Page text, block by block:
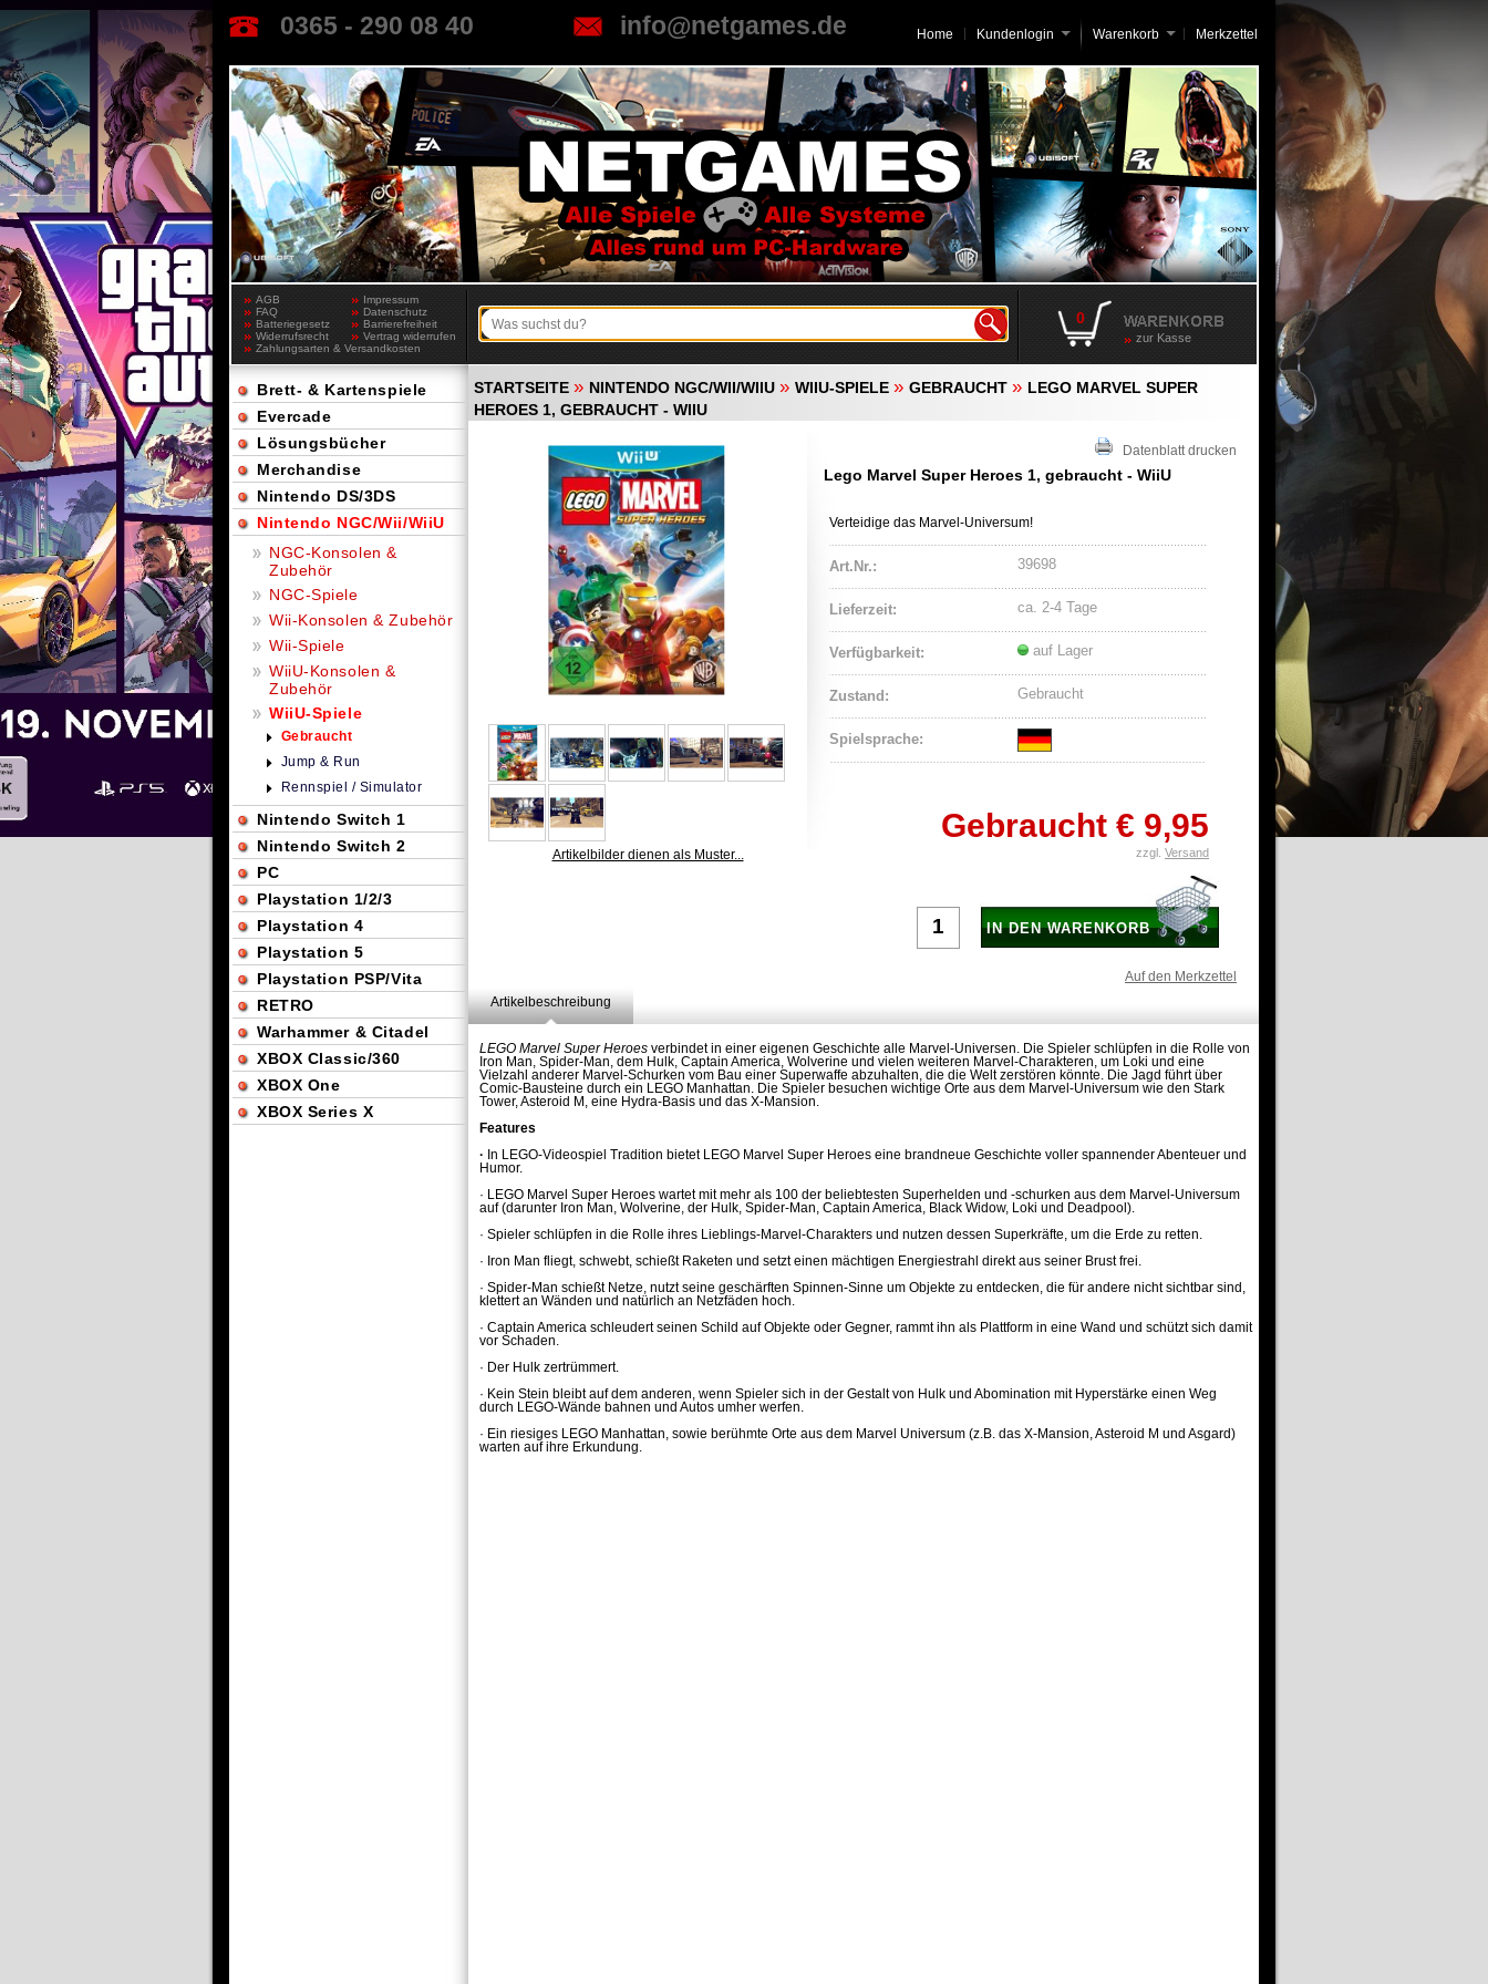
0365 - 290 08 40 info@netgames.de Home Kundenlogin Merkzettel
Warenkorb
AGB
Impressum
FAQ
Datenschutz
Batteriegesetz
Barrierefreiheit
Widerrufsrecht
Vertrag widerrufen
Zahlungsarten & Versandkosten
0
zur Kasse
STARTSEITE » NINTENDO NGC/WII/WIIU » WIIU-SPIELE » GEBRAUCHT » LEGO MARVEL SUPER
HEROES 1, GEBRAUCHT - WIIU
Artikelbilder dienen als Muster...
Datenblatt drucken
Lego Marvel Super Heroes 1, gebraucht - WiiU
Verteidige das Marvel-Universum!
Art.Nr.: 39698
Lieferzeit: ca. 2-4 Tage
Verfügbarkeit: auf Lager
Zustand: Gebraucht
Spielsprache:
Gebraucht € 9,95
zzgl. Versand
IN DEN WARENKORB
Auf den Merkzettel
Artikelbeschreibung
LEGO Marvel Super Heroes verbindet in einer eigenen Geschichte alle Marvel-Universen. Die Spieler schlüpfen in die Rolle von
Iron Man, Spider-Man, dem Hulk, Captain America, Wolverine und vielen weiteren Marvel-Charakteren, um Loki und eine
Vielzahl anderer Marvel-Schurken vom Bau einer Superwaffe abzuhalten, die die Welt zerstören könnte. Die Jagd führt über
Comic-Bausteine durch ein LEGO Manhattan. Die Spieler besuchen wichtige Orte aus dem Marvel-Universum wie den Stark
Tower, Asteroid M, eine Hydra-Basis und das X-Mansion.
Features
· In LEGO-Videospiel Tradition bietet LEGO Marvel Super Heroes eine brandneue Geschichte voller spannender Abenteuer und
Humor.
· LEGO Marvel Super Heroes wartet mit mehr als 100 der beliebtesten Superhelden und -schurken aus dem Marvel-Universum
auf (darunter Iron Man, Wolverine, der Hulk, Spider-Man, Captain America, Black Widow, Loki und Deadpool).
· Spieler schlüpfen in die Rolle ihres Lieblings-Marvel-Charakters und nutzen dessen Superkräfte, um die Erde zu retten.
· Iron Man fliegt, schwebt, schießt Raketen und setzt einen mächtigen Energiestrahl direkt aus seiner Brust frei.
· Spider-Man schießt Netze, nutzt seine geschärften Spinnen-Sinne um Objekte zu entdecken, die für andere nicht sichtbar sind,
klettert an Wänden und natürlich an Netzfäden hoch.
· Captain America schleudert seinen Schild auf Objekte oder Gegner, rammt ihn als Plattform in eine Wand und schützt sich damit
vor Schaden.
· Der Hulk zertrümmert.
· Kein Stein bleibt auf dem anderen, wenn Spieler sich in der Gestalt von Hulk und Abomination mit Hyperstärke einen Weg
durch LEGO-Wände bahnen und Autos umher werfen.
· Ein riesiges LEGO Manhattan, sowie berühmte Orte aus dem Marvel Universum (z.B. das X-Mansion, Asteroid M und Asgard)
warten auf ihre Erkundung.
Brett- & Kartenspiele
Evercade
Lösungsbücher
Merchandise
Nintendo DS/3DS
Nintendo NGC/Wii/WiiU
NGC-Konsolen &
Zubehör
NGC-Spiele
Wii-Konsolen & Zubehör
Wii-Spiele
WiiU-Konsolen &
Zubehör
WiiU-Spiele
Gebraucht
Jump & Run
Rennspiel / Simulator
Nintendo Switch 1
Nintendo Switch 2
PC
Playstation 1/2/3
Playstation 4
Playstation 5
Playstation PSP/Vita
RETRO
Warhammer & Citadel
XBOX Classic/360
XBOX One
XBOX Series X